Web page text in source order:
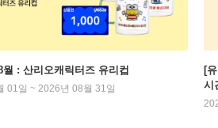
월 : 산리오캐릭터즈 유리컵
01일 ~ 2026년 08월 31일
[
시